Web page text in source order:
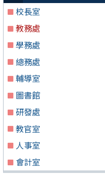
校長室
教務處
學務處
總務處
輔導室
圖書館
研發處
教官室
人事室
會計室